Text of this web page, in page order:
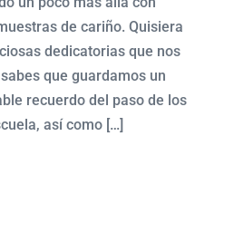
de cariño. Quisiera
dedicatorias que nos
que guardamos un
recuerdo del paso de los
así como […]